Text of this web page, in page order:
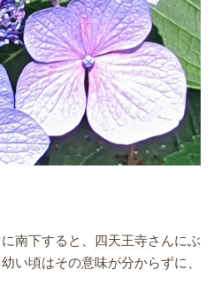
南下すると、 四天王寺さんにぶ
い頃はその意味が分からずに、